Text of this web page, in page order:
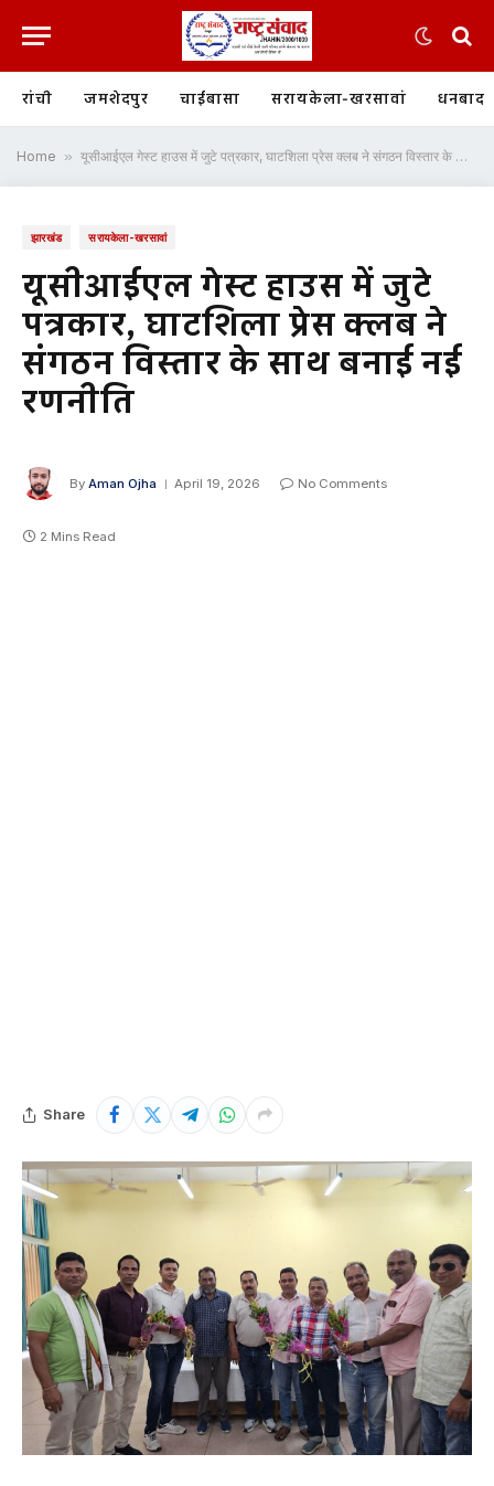
रांची जमशेदपुर चाईबासा सरायकेला-खरसावां धनबाद
Home » यूसीआईएल गेस्ट हाउस में जुटे पत्रकार, घाटशिला प्रेस क्लब ने संगठन विस्तार के साथ बनाई नई रणनीति
झारखंड सरायकेला-खरसावां
यूसीआईएल गेस्ट हाउस में जुटे
पत्रकार, घाटशिला प्रेस क्लब ने
संगठन विस्तार के साथ बनाई नई
रणनीति
By Aman Ojha April 19, 2026 No Comments
2 Mins Read
Share